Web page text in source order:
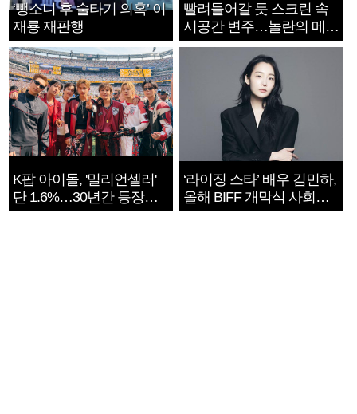
‘뺑소니 후 술타기 의혹’ 이
재룡 재판행
빨려들어갈 듯 스크린 속
시공간 변주…놀란의 메시
지는 ‘전쟁 속죄’
K팝 아이돌, '밀리언셀러'
단 1.6%…30년간 등장
1182개팀 전수조사
‘라이징 스타’ 배우 김민하,
올해 BIFF 개막식 사회자
확정